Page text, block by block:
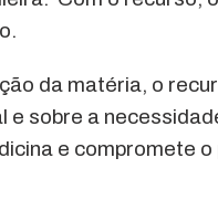
da matéria, o
e sobre a
e compromete